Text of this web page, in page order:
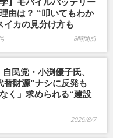
】モバイルバッテリー
由は？ “叩いてもわか
イカの見分け方も
8時間前
自民党・小渕優子氏、
替財源”ナシに反発も
く」求められる“建設
2026/8/7